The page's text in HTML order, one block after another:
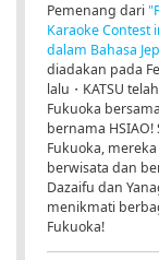
Pemenang dari
Karaoke Contest
dalam Bahasa
diadakan pada
lalu・KATSU
Fukuoka
bernama HSIAO!
Fukuoka,
berwisata dan
Dazaifu dan
menikmati
Fukuoka!